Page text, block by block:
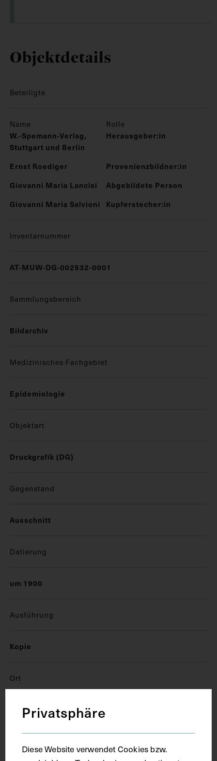
Objektdetails
Beteiligte
Name Rolle
W.-Spemann-Verlag,
Stuttgart und Berlin
Herausgeber:in
Ernst Roediger
Provenienzbildner:in
Giovanni Maria Lancisi
Abgebildete Person
Giovanni Maria Salvioni
Kupferstecher:in
Inventarnummer
AT-MUW-DG-002532-0001
Sammlungsbereich
Bildarchiv
Medizinisches Fachgebiet
Epidemiologie
Objektart
Druckgrafik (DG)
Gegenstand
Ausschnitt
Datierung
um 1900
Ausführung
Kopie
Ort
Stuttgart
Privatsphäre
Diese Website verwendet Cookies bzw.